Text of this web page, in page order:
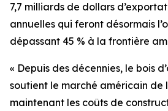
7,7 milliards de dollars
annuelles qui feront désormais
dépassant 45 % à la frontière
« Depuis des décennies, le bois
soutient le marché américain de
maintenant les coûts de